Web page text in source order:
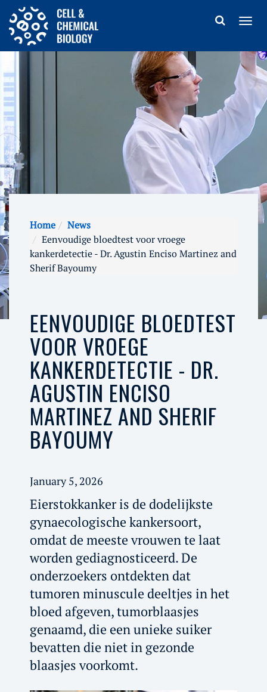
Home
News
Eenvoudige bloedtest voor vroege
kankerdetectie - Dr. Agustin Enciso Martinez and
Sherif Bayoumy
EENVOUDIGE BLOEDTEST
VOOR VROEGE
KANKERDETECTIE - DR.
AGUSTIN ENCISO
MARTINEZ AND SHERIF
BAYOUMY
January 5, 2026
Eierstokkanker is de dodelijkste
gynaecologische kankersoort,
omdat de meeste vrouwen te laat
worden gediagnosticeerd. De
onderzoekers ontdekten dat
tumoren minuscule deeltjes in het
bloed afgeven, tumorblaasjes
genaamd, die een unieke suiker
bevatten die niet in gezonde
blaasjes voorkomt.